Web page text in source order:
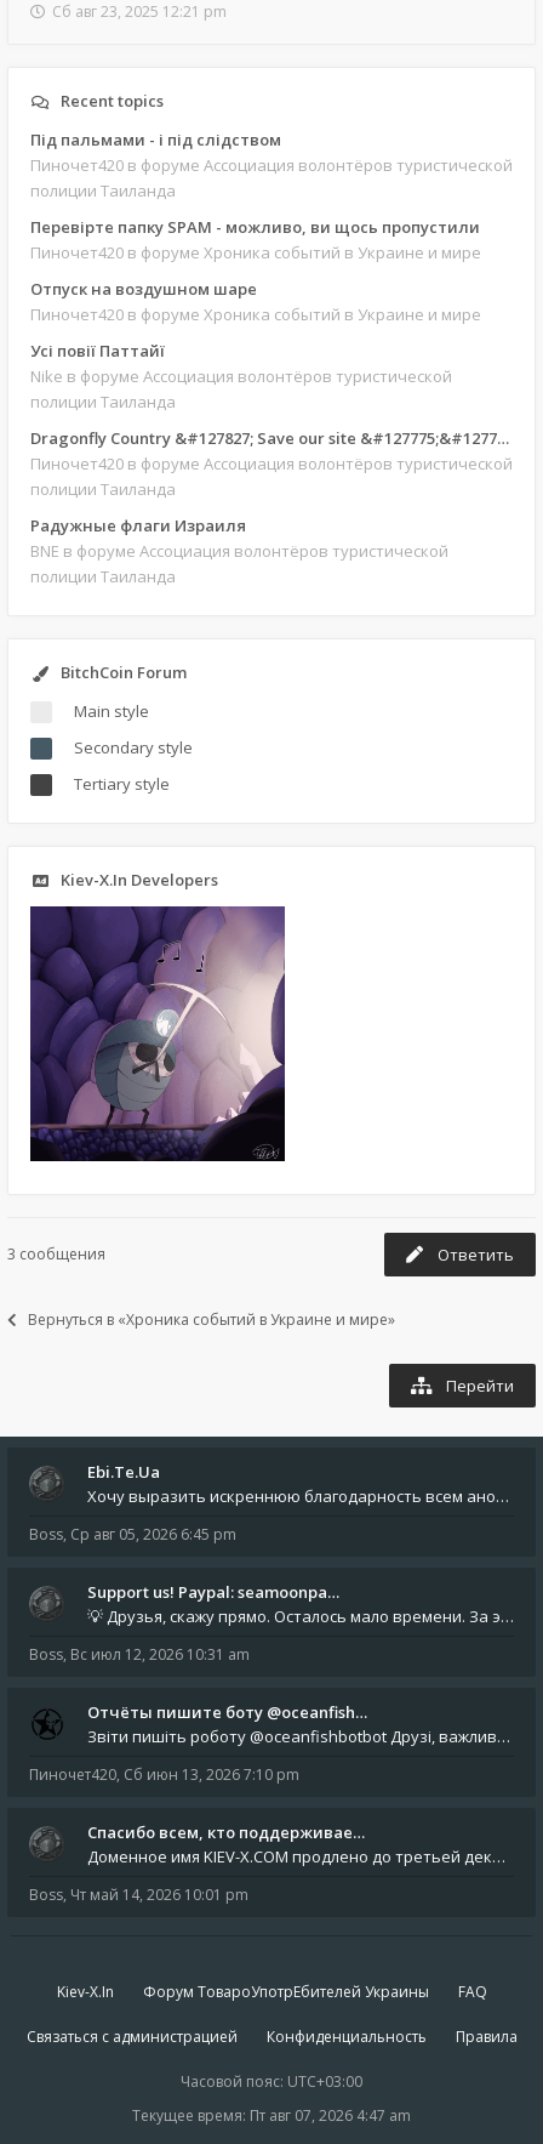
Сб авг 23, 2025 12:21 pm
Recent topics
Під пальмами - і під слідством
Пиночет420 в форуме Ассоциация волонтёров туристической
полиции Таиланда
Перевірте папку SPAM - можливо, ви щось пропустили
Пиночет420 в форуме Хроника событий в Украине и мире
Отпуск на воздушном шаре
Пиночет420 в форуме Хроника событий в Украине и мире
Усі повії Паттайї
Nike в форуме Ассоциация волонтёров туристической
полиции Таиланда
Dragonfly Country &#127827; Save our site &#127775;&#127769;
Пиночет420 в форуме Ассоциация волонтёров туристической
полиции Таиланда
Радужные флаги Израиля
BNE в форуме Ассоциация волонтёров туристической
полиции Таиланда
BitchCoin Forum
Main style
Secondary style
Tertiary style
Kiev-X.In Developers
3 сообщения Ответить
Вернуться в «Хроника событий в Украине и мире»
Перейти
Ebi.Te.Ua
Хочу выразить искреннюю благодарность всем анонимным пользователям, которые поддержали наше сообщество финансово. Благод
Boss, Ср авг 05, 2026 6:45 pm
Support us! Paypal: seamoonpa…
💡 Друзья, скажу прямо. Осталось мало времени. За это время нам нужно закрыть последние обязательные расходы: около 500
Boss, Вс июл 12, 2026 10:31 am
Отчёты пишите боту @oceanfish…
Звіти пишіть роботу @oceanfishbotbot Друзі, важливе повідомлення для учасників форума. Основне звернення опублікован
Пиночет420, Сб июн 13, 2026 7:10 pm
Спасибо всем, кто поддерживае…
Доменное имя KIEV-X.COM продлено до третьей декады августа 2027 года! Спасибо всем анонимным пользователям, которые по
Boss, Чт май 14, 2026 10:01 pm
Kiev-X.In Форум ТовароУпотрЕбителей Украины FAQ
Связаться с администрацией Конфиденциальность Правила
Часовой пояс: UTC+03:00
Текущее время: Пт авг 07, 2026 4:47 am